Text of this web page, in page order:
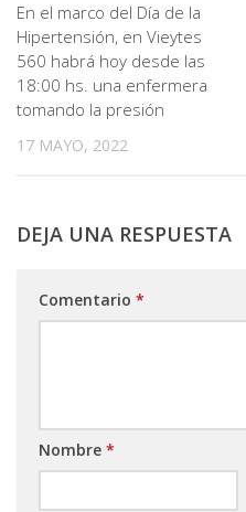
En el marco del Día de la
Hipertensión, en Vieytes
560 habrá hoy desde las
18:00 hs. una enfermera
tomando la presión
17 MAYO, 2022
DEJA UNA RESPUESTA
Comentario *
Nombre *